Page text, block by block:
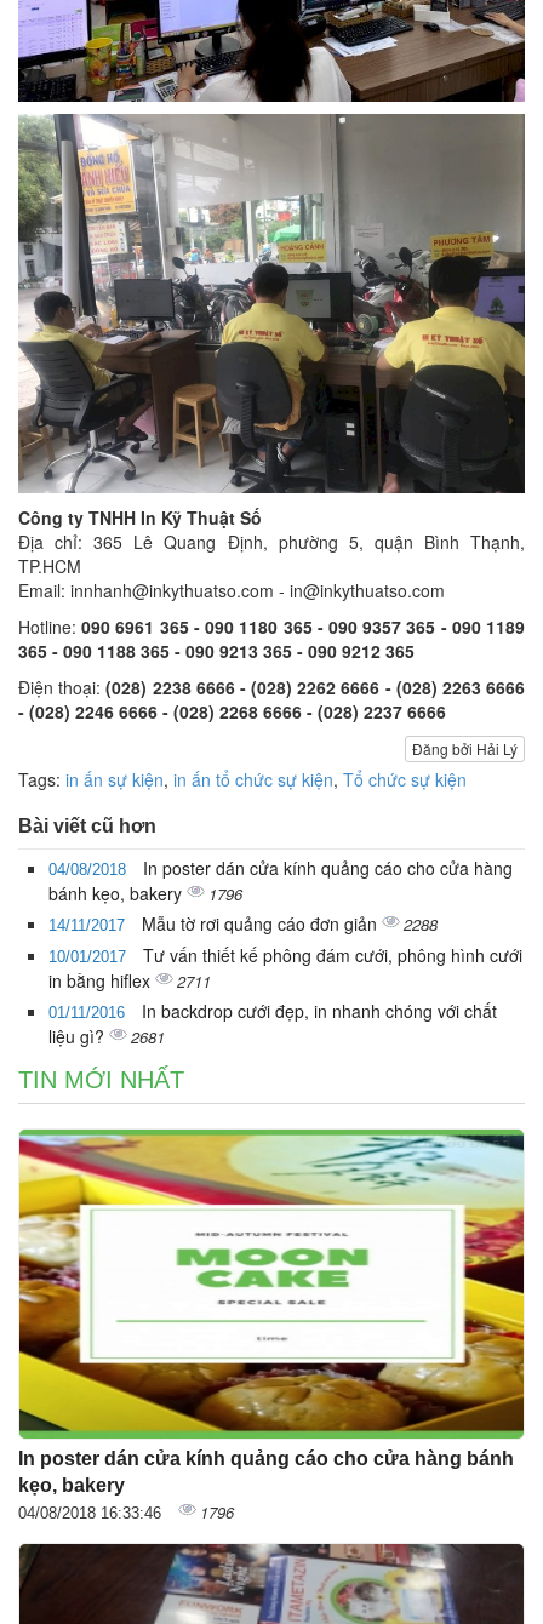
Công ty TNHH In Kỹ Thuật Số
Địa chỉ: 365 Lê Quang Định, phường 5, quận Bình Thạnh,
TP.HCM
Email: innhanh@inkythuatso.com - in@inkythuatso.com
Hotline:090 6961 365 - 090 1180 365 - 090 9357 365 - 090 1189
365 - 090 1188 365 - 090 9213 365 - 090 9212 365
Điện thoại:(028) 2238 6666 - (028) 2262 6666 - (028) 2263 6666
- (028) 2246 6666 - (028) 2268 6666 - (028) 2237 6666
Đăng bởi Hải Lý
Tags: in ấn sự kiện, in ấn tổ chức sự kiện, Tổ chức sự kiện
Bài viết cũ hơn
04/08/2018
In poster dán cửa kính quảng cáo cho cửa hàng
bánh kẹo, bakery
1796
14/11/2017 Mẫu tờ rơi quảng cáo đơn giản 2288
10/01/2017
Tư vấn thiết kế phông đám cưới, phông hình cưới
in bằng hiflex
2711
01/11/2016
In backdrop cưới đẹp, in nhanh chóng với chất
liệu gì?
2681
TIN MỚI NHẤT
In poster dán cửa kính quảng cáo cho cửa hàng bánh
kẹo, bakery
04/08/2018 16:33:46 1796